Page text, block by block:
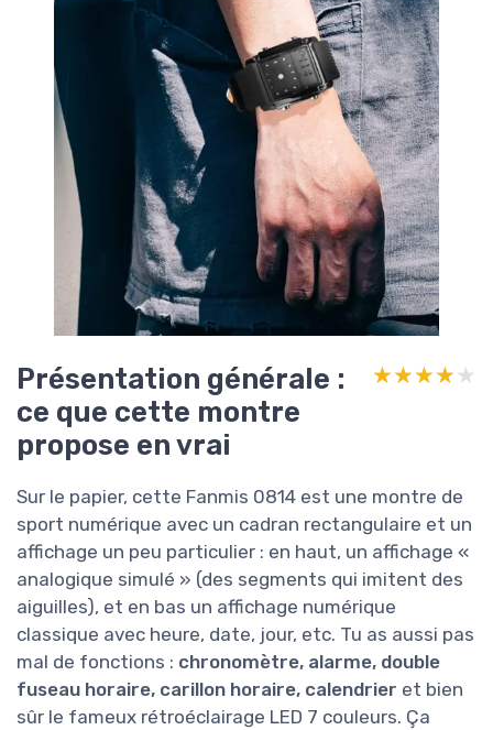
Présentation générale :
ce que cette montre
propose en vrai
★★★★★
★★★★★
Sur le papier, cette Fanmis 0814 est une montre de
sport numérique avec un cadran rectangulaire et un
affichage un peu particulier : en haut, un affichage «
analogique simulé » (des segments qui imitent des
aiguilles), et en bas un affichage numérique
classique avec heure, date, jour, etc. Tu as aussi pas
mal de fonctions : chronomètre, alarme, double
fuseau horaire, carillon horaire, calendrier et bien
sûr le fameux rétroéclairage LED 7 couleurs. Ça